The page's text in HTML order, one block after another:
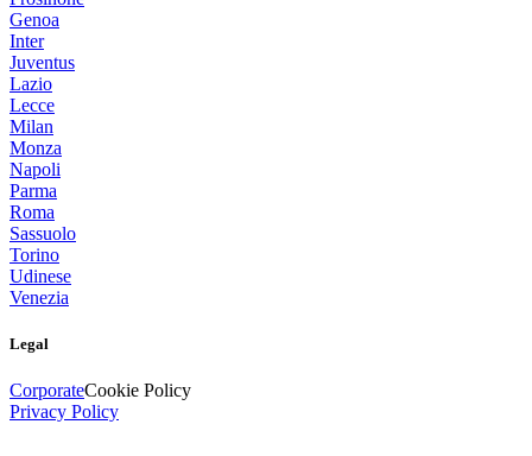
Genoa
Inter
Juventus
Lazio
Lecce
Milan
Monza
Napoli
Parma
Roma
Sassuolo
Torino
Udinese
Venezia
Legal
CorporateCookie Policy
Privacy Policy